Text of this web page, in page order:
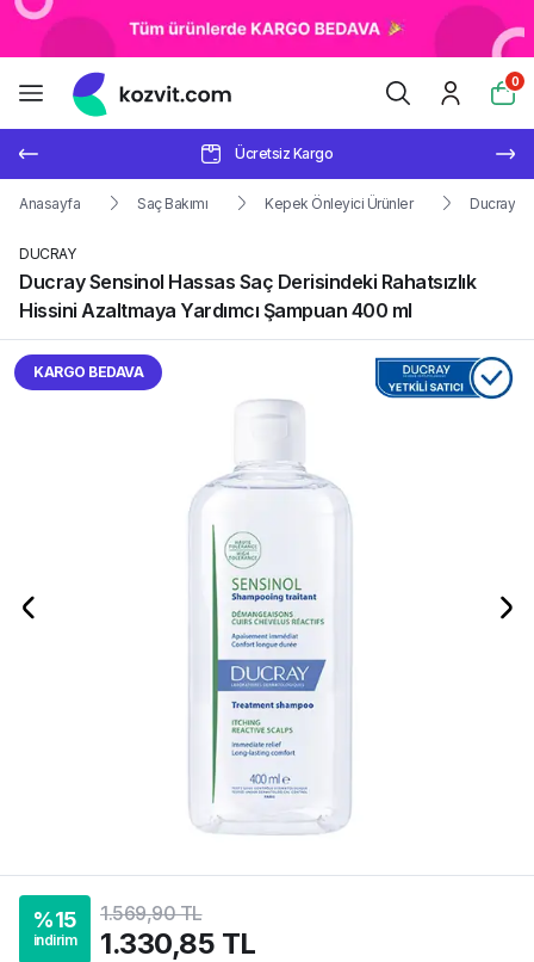
0
Ücretsiz Kargo
Anasayfa Saç Bakımı Kepek Önleyici Ürünler Ducray
DUCRAY
Ducray Sensinol Hassas Saç Derisindeki Rahatsızlık
Hissini Azaltmaya Yardımcı Şampuan 400 ml
KARGO BEDAVA
%15
indirim
1.569,90 TL
1.330,85 TL